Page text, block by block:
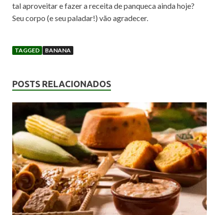
tal aproveitar e fazer a receita de panqueca ainda hoje?
Seu corpo (e seu paladar!) vão agradecer.
TAGGED BANANA
POSTS RELACIONADOS